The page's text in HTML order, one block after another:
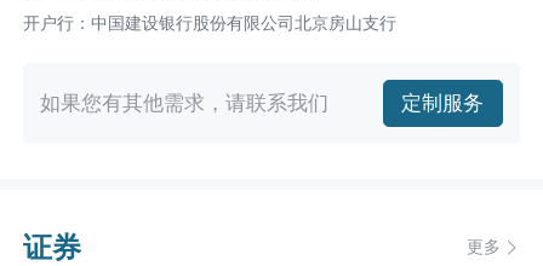
开户行：中国建设银行股份有限公司北京房山支行
如果您有其他需求，请联系我们 定制服务
证券 更多